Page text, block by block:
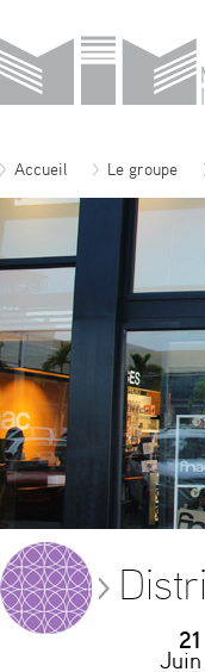
Accueil Le groupe
21
Juin